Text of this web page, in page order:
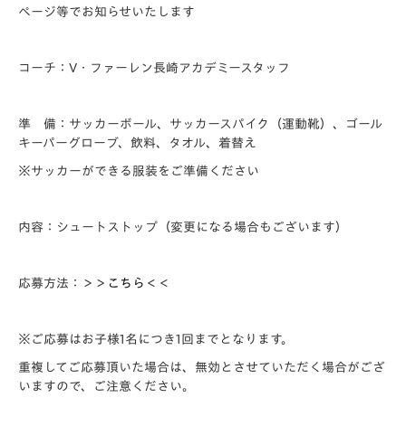
ページ等でお知らせいたします
コーチ：V・ファーレン長崎アカデミースタッフ
準 備：サッカーボール、サッカースパイク（運動靴）、ゴール
キーパーグローブ、飲料、タオル、着替え
※サッカーができる服装をご準備ください
内容：シュートストップ（変更になる場合もございます）
応募方法： ＞＞ こちら ＜＜
※ご応募はお子様1名につき1回までとなります。
重複してご応募頂いた場合は、無効とさせていただく場合がござ
いますので、ご注意ください。